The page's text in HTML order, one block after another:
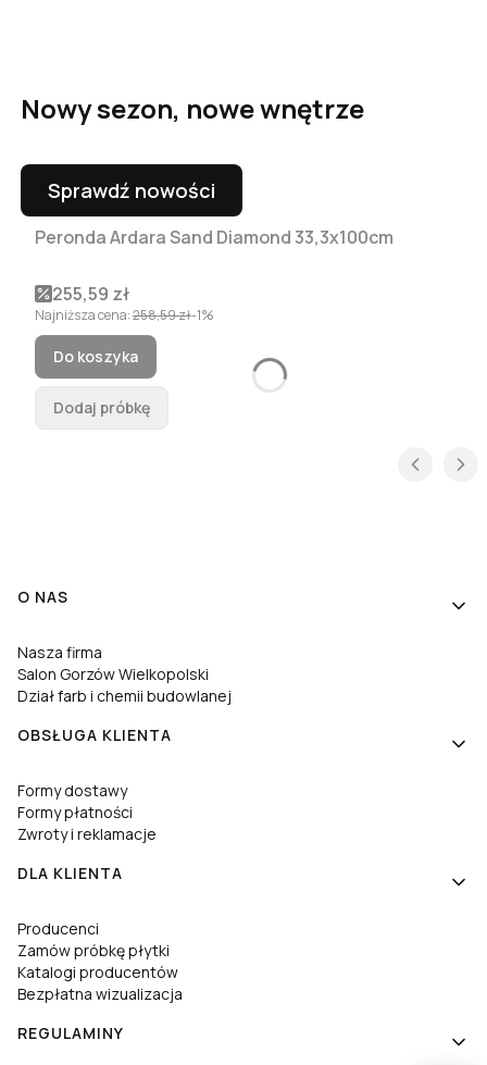
Nowy sezon, nowe wnętrze
Sprawdź nowości
Okazja
Peronda Ardara Sand Diamond 33,3x100cm
Cena promocyjna
255,59 zł
Najniższa cena:258,59 zł-1%
Do koszyka
Dodaj próbkę
Linki w stopce
O NAS
Nasza firma
Salon Gorzów Wielkopolski
Dział farb i chemii budowlanej
OBSŁUGA KLIENTA
Formy dostawy
Formy płatności
Zwroty i reklamacje
DLA KLIENTA
Producenci
Zamów próbkę płytki
Katalogi producentów
Bezpłatna wizualizacja
REGULAMINY